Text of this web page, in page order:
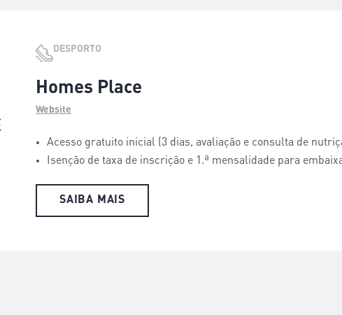
DESPORTO
Homes Place
Website
Acesso gratuito inicial (3 dias, avaliação e consulta de
Isenção de taxa de inscrição e 1.ª mensalidade para
SAIBA MAIS